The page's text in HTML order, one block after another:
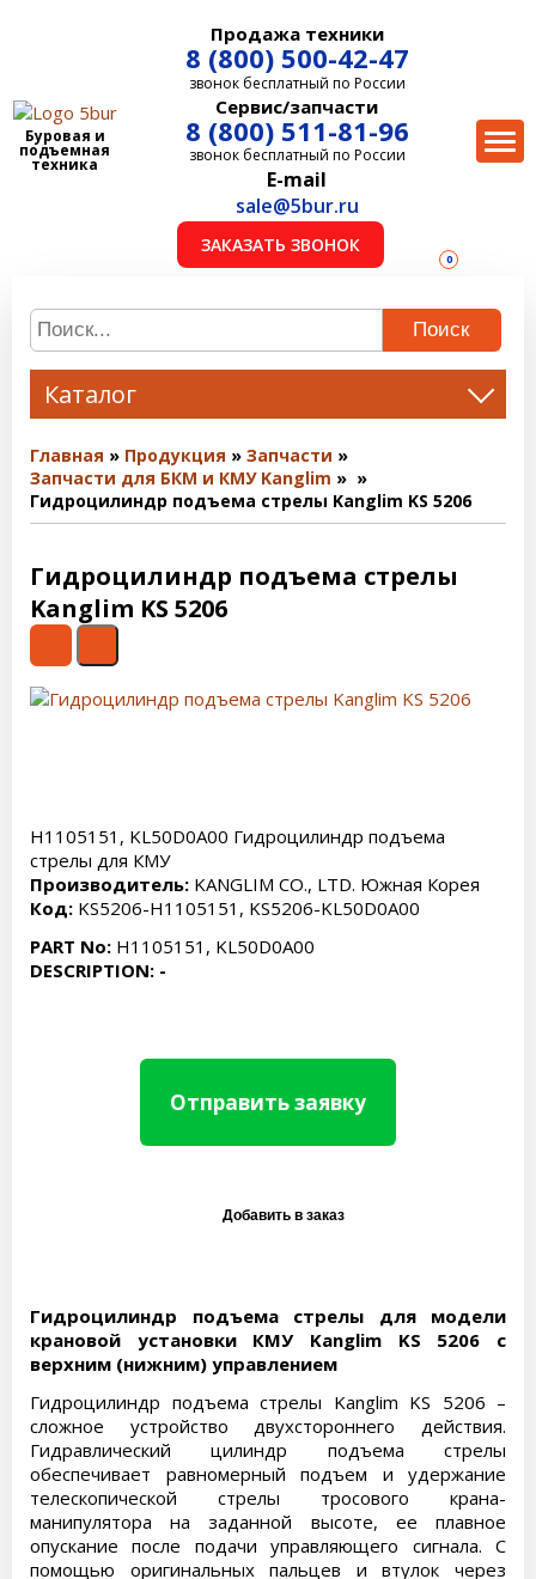
Буровая и
подъемная
техника
Продажа техники
8 (800) 500-42-47
звонок бесплатный по России
Сервис/запчасти
8 (800) 511-81-96
звонок бесплатный по России
E-mail
sale@5bur.ru
ЗАКАЗАТЬ ЗВОНОК
0
Поиск
Каталог
Главная Продукция
Запчасти
Запчасти для БКМ и КМУ Kanglim
Гидроцилиндр подъема стрелы Kanglim KS 5206
Гидроцилиндр подъема стрелы
Kanglim KS 5206
H1105151, KL50D0A00 Гидроцилиндр подъема
стрелы для КМУ
Производитель: KANGLIM CO., LTD. Южная Корея
Код: KS5206-H1105151, KS5206-KL50D0A00
PART No: H1105151, KL50D0A00
DESCRIPTION: -
Отправить заявку
Гидроцилиндр подъема стрелы для модели
крановой установки КМУ Kanglim KS 5206 с
верхним (нижним) управлением
Гидроцилиндр подъема стрелы Kanglim KS 5206 –
сложное устройство двухстороннего действия.
Гидравлический цилиндр подъема стрелы
обеспечивает равномерный подъем и удержание
телескопической стрелы тросового крана-
манипулятора на заданной высоте, ее плавное
опускание после подачи управляющего сигнала. С
помощью оригинальных пальцев и втулок через